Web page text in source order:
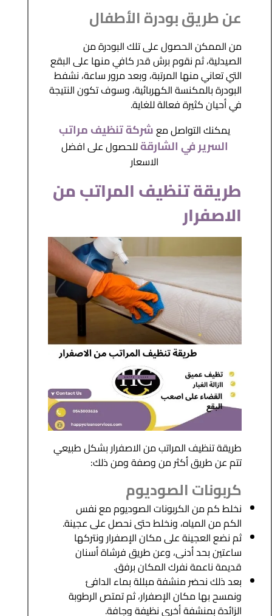
عن طريق بودرة الأطفال
من الممكن الحصول على تلك البودرة من
الصيدلية، ثم نقوم برش قدر كافي منها على البقع
التي تعاني منها المرتبة، وبعد مرور ساعة، نشفط
البودرة بالمكنسة الكهربائية، وسوف تكون النتيجة
في أحيان كثيرة فعالة للغاية.
يمكنك التواصل معشركة تنظيف مراتب
السرير في الشارقةللحصول على افضل
الاسعار
طريقة تنظيف المراتب من
الاصفرار
طريقة تنظيف المراتب من الاصفرار بشكل طبيعي
تتم عن طريق أكثر من وصفة ومن ذلك:
كربونات الصوديوم
نخلط كم من الكربونات الصوديوم مع نفس
الكم من المياه، ونخلط حتى نحصل على عجينة.
ثم نضع العجينة على مكان الإصفرار ونتركها
ساعتين بحد أدنى، وعن طريق فرشاة أسنان
قديمة ناعمة نفرك المكان برفق.
بعد ذلك نحضر منشفة مبللة بماء الدافئ
ونمسح بها مكان الإصفرار، ثم تمتص الرطوبة
الزائدة بمنشفة أخرى نظيفة وجافة.